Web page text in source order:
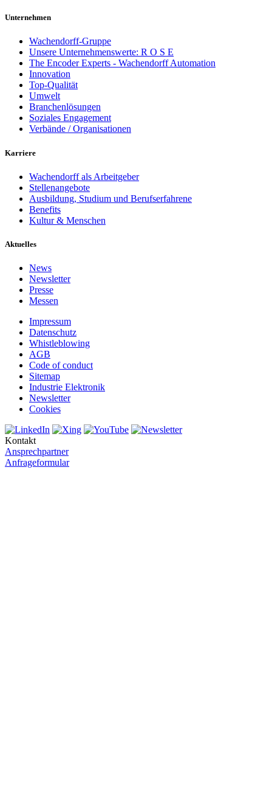
Unternehmen
Wachendorff-Gruppe
Unsere Unternehmenswerte: R O S E
The Encoder Experts - Wachendorff Automation
Innovation
Top-Qualität
Umwelt
Branchenlösungen
Soziales Engagement
Verbände / Organisationen
Karriere
Wachendorff als Arbeitgeber
Stellenangebote
Ausbildung, Studium und Berufserfahrene
Benefits
Kultur & Menschen
Aktuelles
News
Newsletter
Presse
Messen
Impressum
Datenschutz
Whistleblowing
AGB
Code of conduct
Sitemap
Industrie Elektronik
Newsletter
Cookies
Kontakt
Ansprechpartner
Anfrageformular